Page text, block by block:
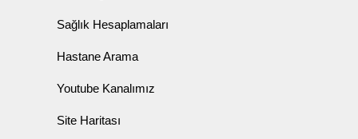
Sağlık Hesaplamaları
Hastane Arama
Youtube Kanalımız
Site Haritası